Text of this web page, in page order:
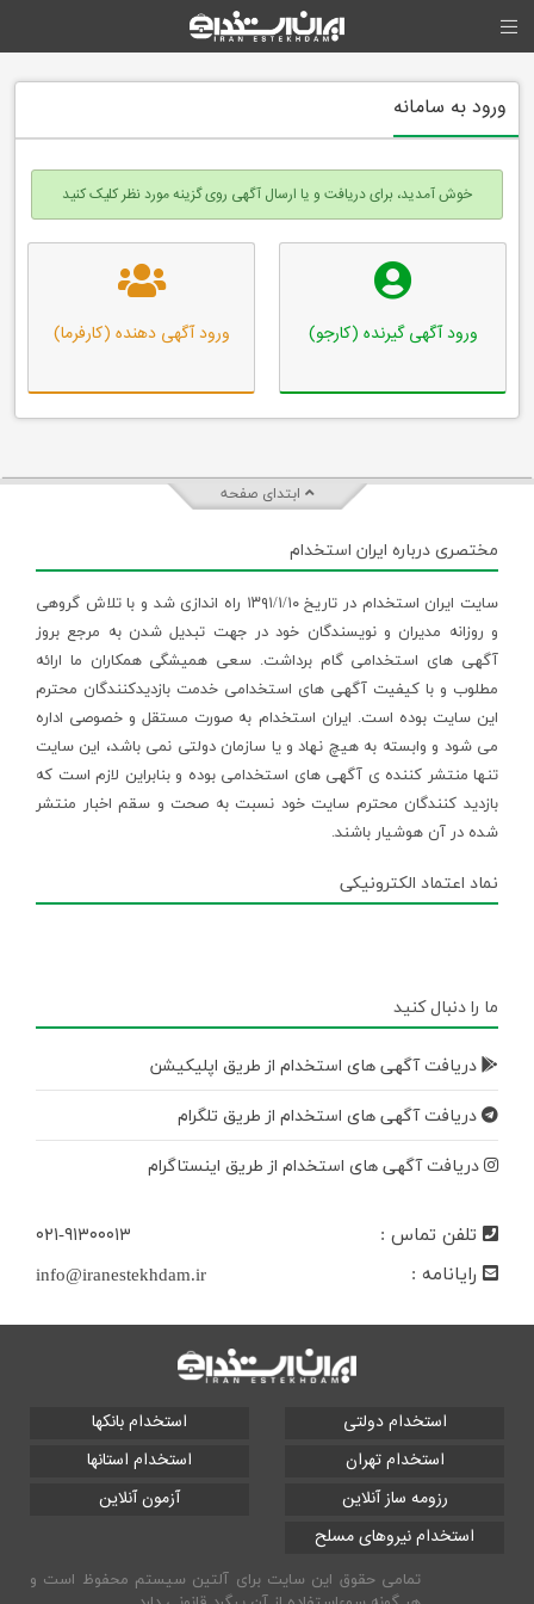
ورود به سامانه
خوش آمدید، برای دریافت و یا ارسال آگهی روی گزینه مورد نظر کلیک کنید
ورود آگهی گیرنده (کارجو) ورود آگهی دهنده (کارفرما)
ابتدای صفحه
مختصری درباره ایران استخدام
سایت ایران استخدام در تاریخ ۱۳۹۱/۱/۱۰ راه اندازی شد و با تلاش گروهی
و روزانه مدیران و نویسندگان خود در جهت تبدیل شدن به مرجع بروز
آگهی های استخدامی گام برداشت. سعی همیشگی همکاران ما ارائه
مطلوب و با کیفیت آگهی های استخدامی خدمت بازدیدکنندگان محترم
این سایت بوده است. ایران استخدام به صورت مستقل و خصوصی اداره
می شود و وابسته به هیچ نهاد و یا سازمان دولتی نمی باشد، این سایت
تنها منتشر کننده ی آگهی های استخدامی بوده و بنابراین لازم است که
بازدید کنندگان محترم سایت خود نسبت به صحت و سقم اخبار منتشر
شده در آن هوشیار باشند.
نماد اعتماد الکترونیکی
ما را دنبال کنید
دریافت آگهی های استخدام از طریق اپلیکیشن
دریافت آگهی های استخدام از طریق تلگرام
دریافت آگهی های استخدام از طریق اینستاگرام
تلفن تماس :
۰۲۱-۹۱۳۰۰۰۱۳
رایانامه :
info@iranestekhdam.ir
استخدام دولتی
استخدام بانکها
استخدام تهران
استخدام استانها
رزومه ساز آنلاین
آزمون آنلاین
استخدام نیروهای مسلح
تمامی حقوق این سایت برای آلتین سیستم محفوظ است و